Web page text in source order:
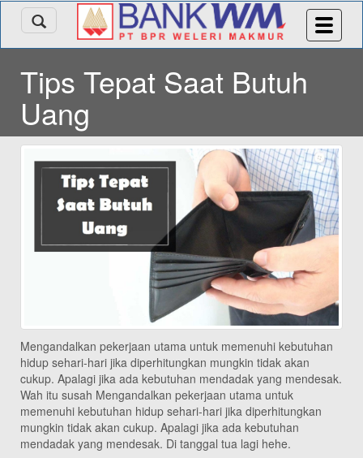
Tips Tepat Saat Butuh
Uang
Mengandalkan pekerjaan utama untuk memenuhi kebutuhan
hidup sehari-hari jika diperhitungkan mungkin tidak akan
cukup. Apalagi jika ada kebutuhan mendadak yang mendesak.
Wah itu susah Mengandalkan pekerjaan utama untuk
memenuhi kebutuhan hidup sehari-hari jika diperhitungkan
mungkin tidak akan cukup. Apalagi jika ada kebutuhan
mendadak yang mendesak. Di tanggal tua lagi hehe.